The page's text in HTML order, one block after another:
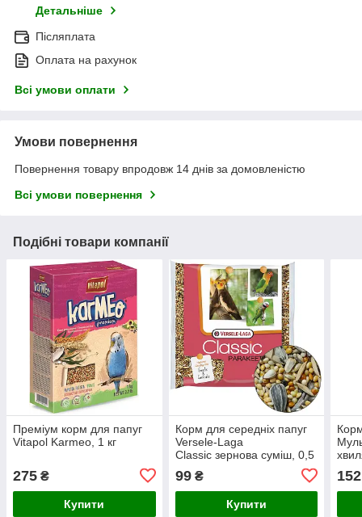
Детальніше
Післяплата
Оплата на рахунок
Всі умови оплати
Умови повернення
Повернення товару впродовж 14 днів за домовленістю
Всі умови повернення
Подібні товари компанії
Преміум корм для папуг
Vitapol Karmeo, 1 кг
275 ₴
Купити
Корм для середніх папуг
Versele-Laga
Classic зернова суміш, 0,5
99₴
Купити
152